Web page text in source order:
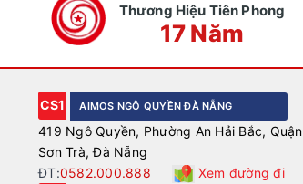
Thương Hiệu Tiên Phong
17 Năm
CS1 AIMOS NGÔ QUYỀN ĐÀ NẴNG
419 Ngô Quyền, Phường An Hải Bắc, Quận
Sơn Trà, Đà Nẵng
ĐT:0582.000.888
Xem đường đi